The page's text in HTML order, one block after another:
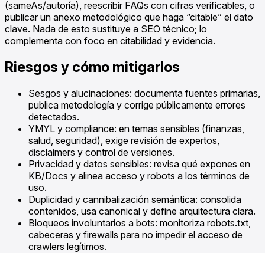
(sameAs/autoría), reescribir FAQs con cifras verificables, o
publicar un anexo metodológico que haga “citable” el dato
clave. Nada de esto sustituye a SEO técnico; lo
complementa con foco en citabilidad y evidencia.
Riesgos y cómo mitigarlos
Sesgos y alucinaciones: documenta fuentes primarias,
publica metodología y corrige públicamente errores
detectados.
YMYL y compliance: en temas sensibles (finanzas,
salud, seguridad), exige revisión de expertos,
disclaimers y control de versiones.
Privacidad y datos sensibles: revisa qué expones en
KB/Docs y alinea acceso y robots a los términos de
uso.
Duplicidad y cannibalización semántica: consolida
contenidos, usa canonical y define arquitectura clara.
Bloqueos involuntarios a bots: monitoriza robots.txt,
cabeceras y firewalls para no impedir el acceso de
crawlers legítimos.